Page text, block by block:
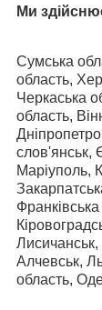
Ми
Сумська
область,
Черкаська
область,
слов'янськ,
Маріуполь,
Алчевськ,
область,